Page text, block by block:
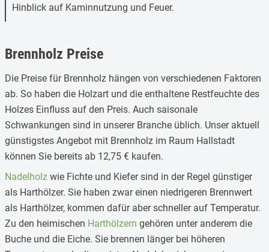
Hinblick auf Kaminnutzung und Feuer.
Brennholz Preise
Die Preise für Brennholz hängen von verschiedenen Faktoren
ab. So haben die Holzart und die enthaltene Restfeuchte des
Holzes Einfluss auf den Preis. Auch saisonale
Schwankungen sind in unserer Branche üblich. Unser aktuell
günstigstes Angebot mit Brennholz im Raum Hallstadt
können Sie bereits ab 12,75 € kaufen.
Nadelholz wie Fichte und Kiefer sind in der Regel günstiger
als Harthölzer. Sie haben zwar einen niedrigeren Brennwert
als Harthölzer, kommen dafür aber schneller auf Temperatur.
Zu den heimischen Harthölzern gehören unter anderem die
Buche und die Eiche. Sie brennen länger bei höheren